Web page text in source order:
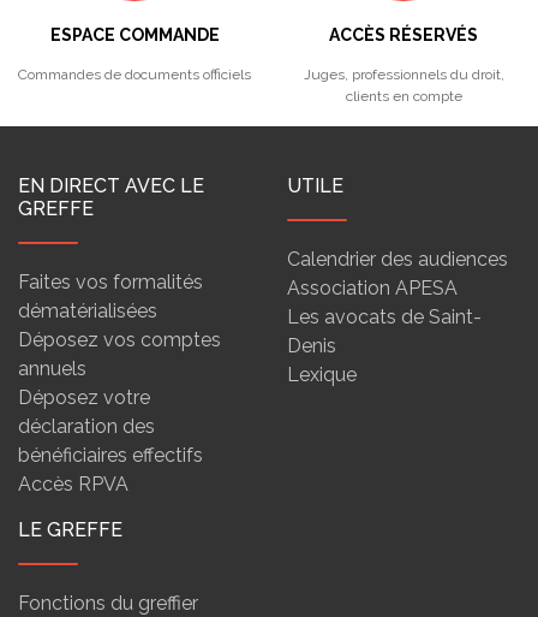
ESPACE COMMANDE
Commandes de documents officiels
ACCÈS RÉSERVÉS
Juges, professionnels du droit,
clients en compte
EN DIRECT AVEC LE
GREFFE
Faites vos formalités
dématérialisées
Déposez vos comptes
annuels
Déposez votre
déclaration des
bénéficiaires effectifs
Accès RPVA
UTILE
Calendrier des audiences
Association APESA
Les avocats de Saint-
Denis
Lexique
LE GREFFE
Fonctions du greffier